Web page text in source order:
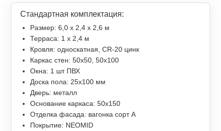
Стандартная комплектация:
Размер: 6,0 х 2,4 х 2,6 м
Терраса: 1 x 2,4 м
Кровля: односкатная, СR-20 цинк
Каркас стен: 50х50, 50х100
Окна: 1 шт ПВХ
Доска пола: 25х100 мм
Дверь: металл
Основание каркаса: 50х150
Отделка фасада: вагонка сорт А
Покрытие: NEOMID